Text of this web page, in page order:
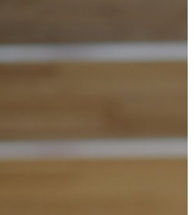
Om AYA House